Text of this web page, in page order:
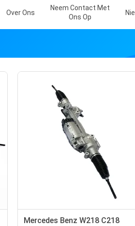
Over Ons
Neem Contact Met
Ons Op
Mercedes Benz W218 C218